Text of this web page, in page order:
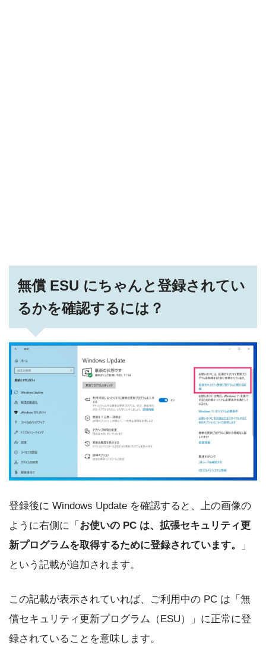
無償 ESU にちゃんと登録されてい
るかを確認するには？
登録後に Windows Update を確認すると、上の画像の
ように右側に「 お使いの PC は、拡張セキュリティ更
新プログラムを取得するために登録されています。
」
という記載が追加されます。
この記載が表示されていれば、ご利用中の PC は「無
償セキュリティ更新プログラム（ESU）」に正常に登
録されていることを意味します。